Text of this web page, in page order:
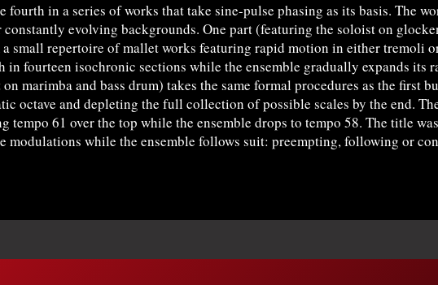
in a series of works that take sine-pulse phasing as its basis. The
evolving backgrounds. One part (featuring the soloist on
small repertoire of mallet works featuring rapid motion in either tremoli
fourteen isochronic sections while the ensemble gradually expands its
marimba and bass drum) takes the same formal procedures as the first
octave and depleting the full collection of possible scales by the end.
61 over the top while the ensemble drops to tempo 58. The title
while the ensemble follows suit: preempting, following or